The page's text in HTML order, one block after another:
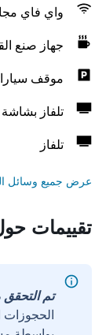
واي فاي
جهاز صنع
موقف
تلفاز
تلفاز
عرض جميع وسائل
تقييمات
تم التحقق
الحجوزات